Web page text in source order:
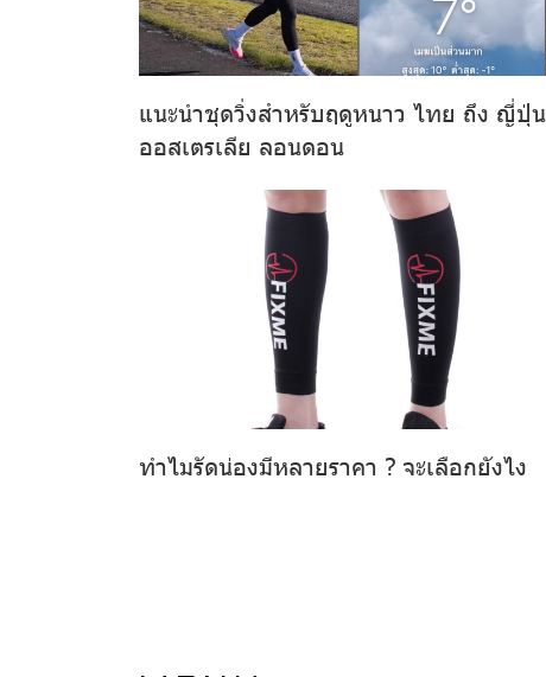
แนะนำชุดวิ่งสำหรับฤดูหนาว ไทย ถึง ญี่ปุ่น
ออสเตรเลีย ลอนดอน
ทำไมรัดน่องมีหลายราคา ? จะเลือกยังไง